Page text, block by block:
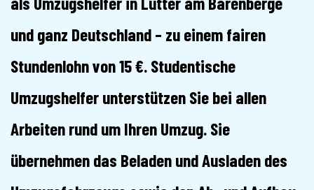
und ganz Deutschland – zu einem fairen
Stundenlohn von 15 €. Studentische
Umzugshelfer unterstützen Sie bei allen
Arbeiten rund um Ihren Umzug. Sie
übernehmen das Beladen und Ausladen des